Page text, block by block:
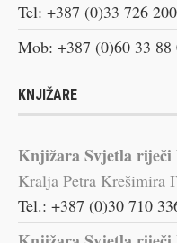
Tel: +387 (0)33 726 200
Mob: +387 (0)60 33 88
KNJIŽARE
Knjižara Svjetla riječi
Kralja Petra Krešimira
Tel.: +387 (0)30 710